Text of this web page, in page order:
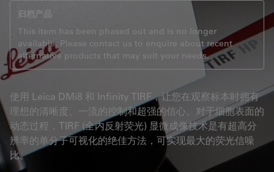
归档产品
This item has been phased out and is no longer
available. Please contact us to enquire about recent
alternative products that may suit your needs.
使用 Leica DMi8 和 Infinity TIRF，让您在观察标本时拥有
理想的清晰度、一流的控制和超强的信心。对于细胞表面的
动态过程，TIRF (全内反射荧光) 显微成像技术是有超高分
辨率的单分子可视化的绝佳方法，可实现最大的荧光信噪
比。